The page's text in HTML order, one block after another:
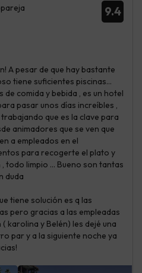
9.4
A pesar de que hay bastante
tiene suficientes piscinas...
de comida y bebida , es un hotel
pasar unos días increíbles ,
que es la clave para
animadores que se ven que
a empleados en el
para recogerte el plato y
todo limpio ... Bueno son tantas
duda
tiene solución es q las
pero gracias a las empleadas
karolina y Belén) les dejé una
par y a la siguiente noche ya